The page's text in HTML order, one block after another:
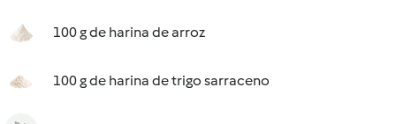
100 g de harina de arroz
100 g de harina de trigo sarraceno